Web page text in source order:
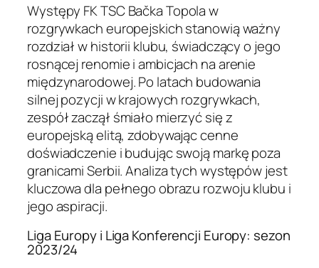
Występy FK TSC Bačka Topola w
rozgrywkach europejskich stanowią ważny
rozdział w historii klubu, świadczący o jego
rosnącej renomie i ambicjach na arenie
międzynarodowej. Po latach budowania
silnej pozycji w krajowych rozgrywkach,
zespół zaczął śmiało mierzyć się z
europejską elitą, zdobywając cenne
doświadczenie i budując swoją markę poza
granicami Serbii. Analiza tych występów jest
kluczowa dla pełnego obrazu rozwoju klubu i
jego aspiracji.
Liga Europy i Liga Konferencji Europy: sezon
2023/24